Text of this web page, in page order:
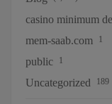
casino minimum
mem-saab.com 1
public 1
Uncategorized 189